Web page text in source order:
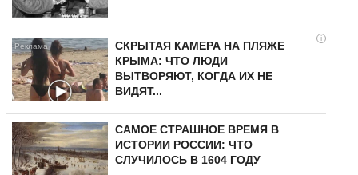
i
СКРЫТАЯ КАМЕРА НА ПЛЯЖЕ
КРЫМА: ЧТО ЛЮДИ
ВЫТВОРЯЮТ, КОГДА ИХ НЕ
ВИДЯТ...
САМОЕ СТРАШНОЕ ВРЕМЯ В
ИСТОРИИ РОССИИ: ЧТО
СЛУЧИЛОСЬ В 1604 ГОДУ